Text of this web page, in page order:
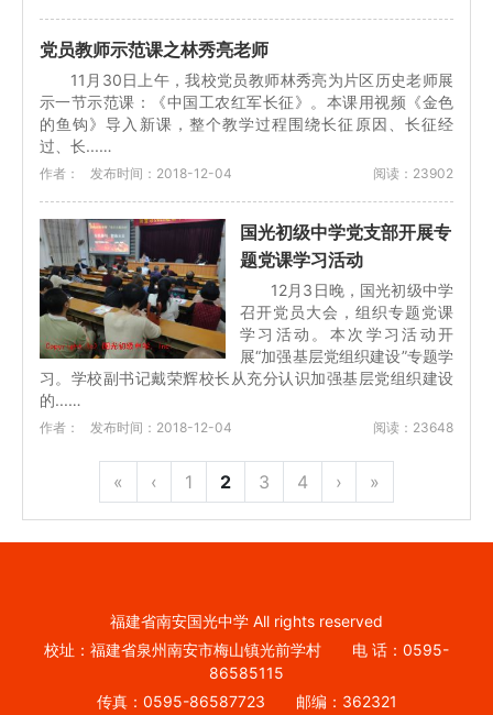
党员教师示范课之林秀亮老师
11月30日上午，我校党员教师林秀亮为片区历史老师展
示一节示范课：《中国工农红军长征》。本课用视频《金色
的鱼钩》导入新课，整个教学过程围绕长征原因、长征经
过、长...…
作者： 发布时间：2018-12-04 阅读：23902
国光初级中学党支部开展专
题党课学习活动
12月3日晚，国光初级中学
召开党员大会，组织专题党课
学习活动。本次学习活动开
展“加强基层党组织建设”专题学
习。学校副书记戴荣辉校长从充分认识加强基层党组织建设
的...…
作者： 发布时间：2018-12-04 阅读：23648
« ‹ 1 2 3 4 › »
福建省南安国光中学 All rights reserved
校址：福建省泉州南安市梅山镇光前学村 电 话：0595-
86585115
传真：0595-86587723 邮编：362321